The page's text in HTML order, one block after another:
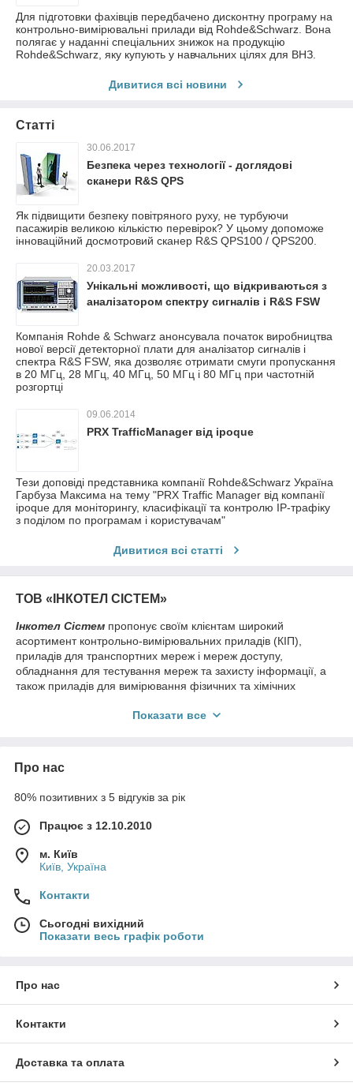
Для підготовки фахівців передбачено дисконтну програму на
контрольно-вимірювальні прилади від Rohde&Schwarz. Вона
полягає у наданні спеціальних знижок на продукцію
Rohde&Schwarz, яку купують у навчальних цілях для ВНЗ.
Дивитися всі новини
Статті
30.06.2017
Безпека через технології - доглядові
сканери R&S QPS
Як підвищити безпеку повітряного руху, не турбуючи
пасажирів великою кількістю перевірок? У цьому допоможе
інноваційний досмотровий сканер R&S QPS100 / QPS200.
20.03.2017
Унікальні можливості, що відкриваються з
аналізатором спектру сигналів і R&S FSW
Компанія Rohde & Schwarz анонсувала початок виробництва
нової версії детекторної плати для аналізатор сигналів і
спектра R&S FSW, яка дозволяє отримати смуги пропускання
в 20 МГц, 28 МГц, 40 МГц, 50 МГц і 80 МГц при частотній
розгортці
09.06.2014
PRX TrafficManager від ipoque
Тези доповіді представника компанії Rohde&Schwarz Україна
Гарбуза Максима на тему "PRX Traffic Manager від компанії
ipoque для моніторингу, класифікації та контролю IP-трафіку
з поділом по програмам і користувачам"
Дивитися всі статті
ТОВ «ІНКОТЕЛ СІСТЕМ»
Інкотел Сістем пропонує своїм клієнтам широкий
асортимент контрольно-вимірювальних приладів (КІП),
приладів для транспортних мереж і мереж доступу,
обладнання для тестування мереж та захисту інформації, а
також приладів для вимірювання фізичних та хімічних
Пірометри
Аналізатор спектру, аналізатор сигналів,
аналізатор електромереж
Аналізатори протоколів, Ethernet, Fiber Channel,
Осцилографи (аналогові, аналого-цифрові, 2-х и 4-х
Вимірники (потужності, ЕМС, струму, напруги,
радіокомунікаційні);
векторні генератори сигналів);
Лабораторні джерела живлення
Обладнання для бездротових мереж
Показати все
Про нас
80% позитивних з 5 відгуків за рік
Працює з 12.10.2010
м. Київ
Київ, Україна
Контакти
Сьогодні вихідний
Показати весь графік роботи
Про нас
Контакти
Доставка та оплата